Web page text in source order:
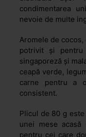
condimentarea
nevoie de multe
Aromele de
potrivit și pentru
singaporeză și
ceapă verde,
carne pentru a
consistent.
Plicul de 80 g
unei mese
pentru cei care